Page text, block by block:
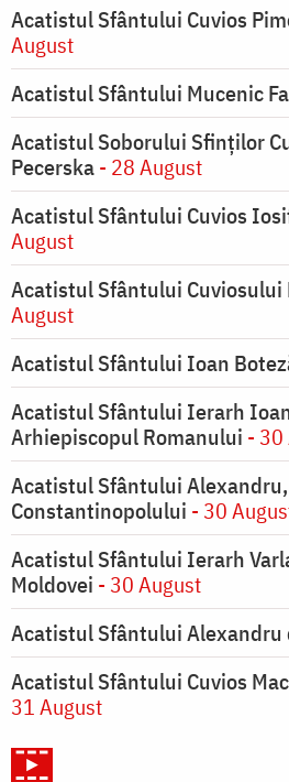
Acatistul Sfântului Cuvios
August
Acatistul Sfântului Mucenic
Acatistul Soborului Sfinților
Pecerska- 28 August
Acatistul Sfântului Cuvios
August
Acatistul Sfântului Cuviosului
August
Acatistul Sfântului Ioan
Acatistul Sfântului Ierarh
Arhiepiscopul Romanului - 30
Acatistul Sfântului
Constantinopolului - 30
Acatistul Sfântului Ierarh
Moldovei - 30 August
Acatistul Sfântului Alexandru
Acatistul Sfântului Cuvios
31 August